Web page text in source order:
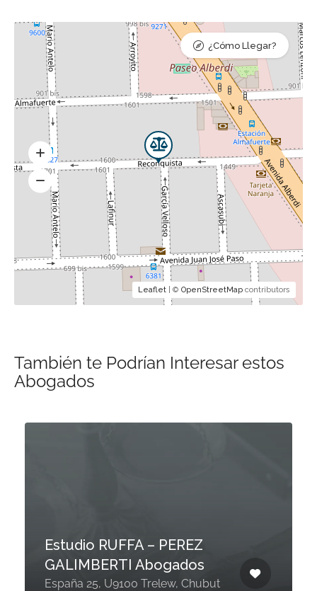
Leaflet | © OpenStreetMap contributors
¿Cómo Llegar?
También te Podrían Interesar estos
Abogados
Estudio RUFFA – PEREZ
GALIMBERTI Abogados
España 25, U9100 Trelew, Chubut